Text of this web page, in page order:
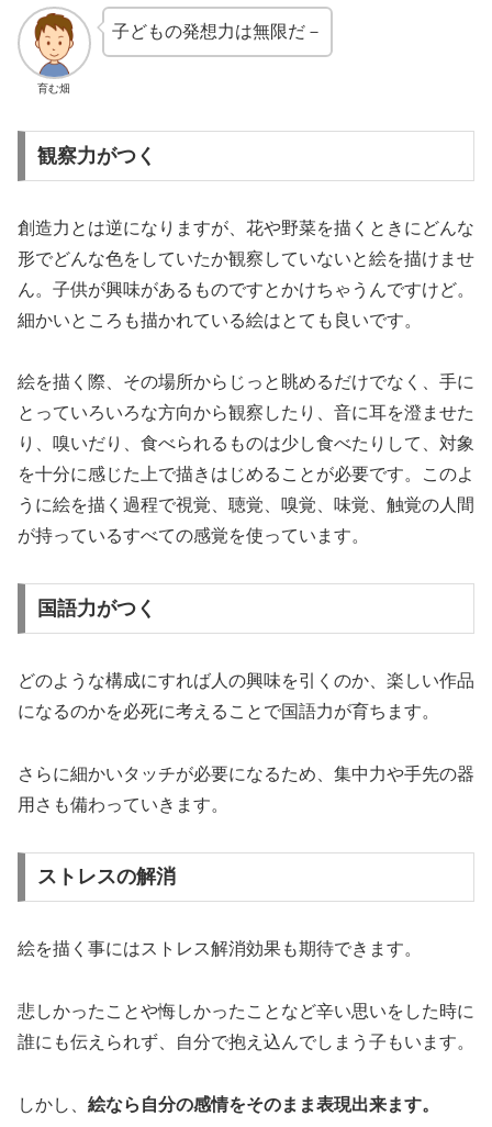
育む畑
子どもの発想力は無限だ－
観察力がつく
創造力とは逆になりますが、花や野菜を描くときにどんな
形でどんな色をしていたか観察していないと絵を描けませ
ん。子供が興味があるものですとかけちゃうんですけど。
細かいところも描かれている絵はとても良いです。
絵を描く際、その場所からじっと眺めるだけでなく、手に
とっていろいろな方向から観察したり、音に耳を澄ませた
り、嗅いだり、食べられるものは少し食べたりして、対象
を十分に感じた上で描きはじめることが必要です。このよ
うに絵を描く過程で視覚、聴覚、嗅覚、味覚、触覚の人間
が持っているすべての感覚を使っています。
国語力がつく
どのような構成にすれば人の興味を引くのか、楽しい作品
になるのかを必死に考えることで国語力が育ちます。
さらに細かいタッチが必要になるため、集中力や手先の器
用さも備わっていきます。
ストレスの解消
絵を描く事にはストレス解消効果も期待できます。
悲しかったことや悔しかったことなど辛い思いをした時に
誰にも伝えられず、自分で抱え込んでしまう子もいます。
しかし、 絵なら自分の感情をそのまま表現出来ます。